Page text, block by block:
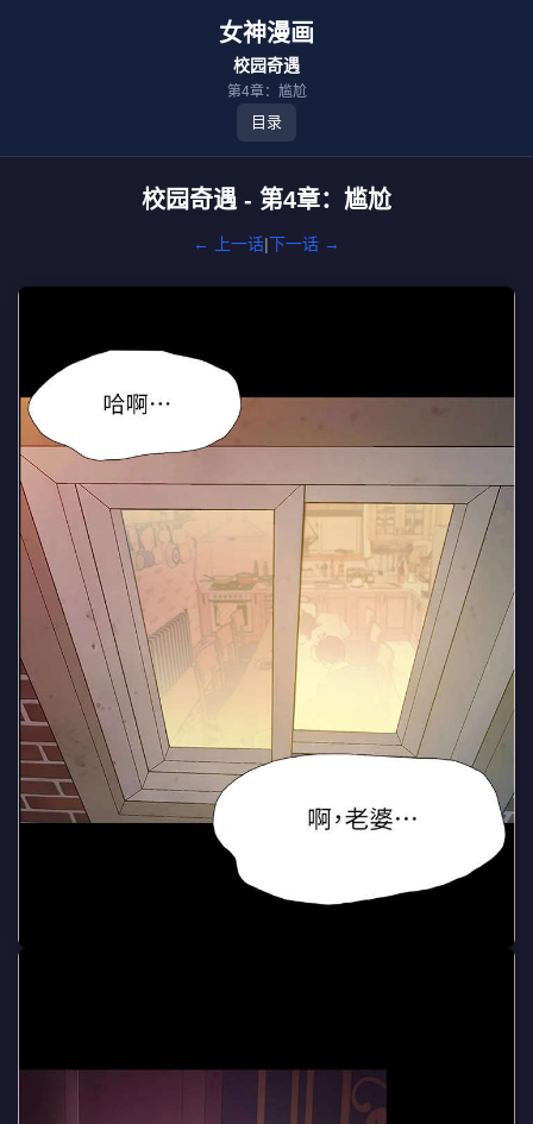
女神漫画
校园奇遇
第4章：尴尬
目录
校园奇遇 - 第4章：尴尬
← 上一话|下一话 →